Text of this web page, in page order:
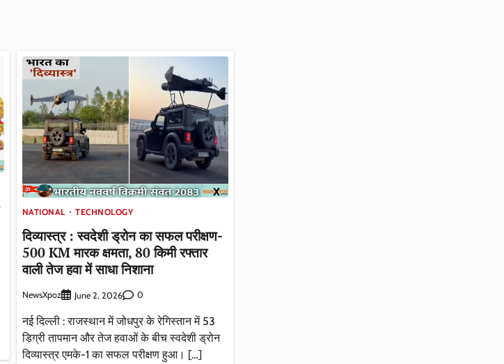
NATIONAL TECHNOLOGY
दिव्यास्त्र : स्वदेशी ड्रोन का सफल परीक्षण-
500 KM मारक क्षमता, 80 किमी रफ्तार
वाली तेज हवा में साधा निशाना
NewsXpoz June 2, 2026 0
नई दिल्ली : राजस्थान में जोधपुर के रेगिस्तान में 53
डिग्री तापमान और तेज हवाओं के बीच स्वदेशी ड्रोन
दिव्यास्त्र एमके-1 का सफल परीक्षण हुआ। […]